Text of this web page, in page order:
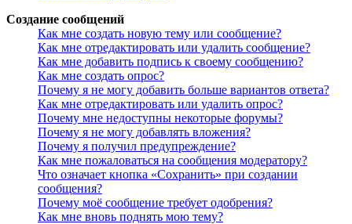
Создание сообщений
Как мне создать новую тему или сообщение?
Как мне отредактировать или удалить сообщение?
Как мне добавить подпись к своему сообщению?
Как мне создать опрос?
Почему я не могу добавить больше вариантов ответа?
Как мне отредактировать или удалить опрос?
Почему мне недоступны некоторые форумы?
Почему я не могу добавлять вложения?
Почему я получил предупреждение?
Как мне пожаловаться на сообщения модератору?
Что означает кнопка «Сохранить» при создании
сообщения?
Почему моё сообщение требует одобрения?
Как мне вновь поднять мою тему?